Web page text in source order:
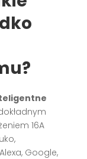
16A
Google,